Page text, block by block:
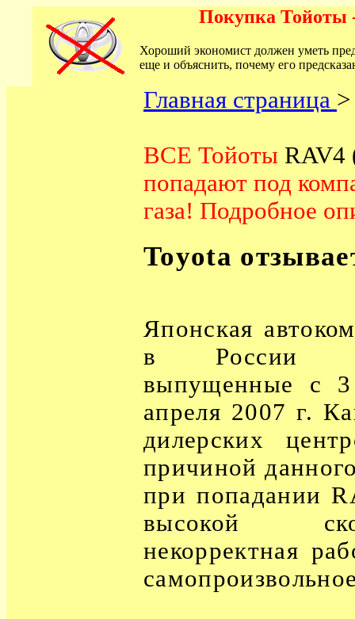
Покупка Тойоты
Хороший экономист должен уметь
еще и объяснить, почему его
Главная страница
ВСЕ Тойоты RAV4
попадают под
газа! Подробное
Toyota
Японская
в России
выпущенные с
апреля 2007 г.
дилерских
причиной
при попадании
высокой
некорректная